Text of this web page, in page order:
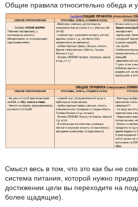
Общие правила относительно обеда и
Смысл весь в том, что это как бы не
система питания, которой нужно
достижении цели вы переходите на
более щадящие).